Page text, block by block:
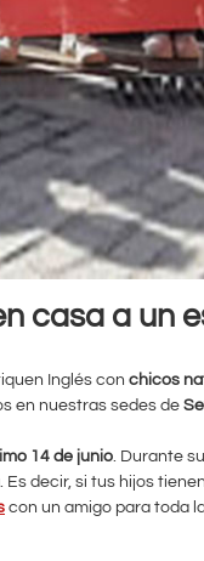
casa a un
Inglés con chicos
en nuestras sedes de
14 de junio. Durante
decir, si tus hijos
con un amigo para toda